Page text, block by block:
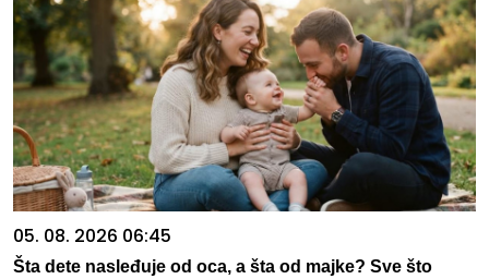
05. 08. 2026 06:45
Šta dete nasleđuje od oca, a šta od majke? Sve što